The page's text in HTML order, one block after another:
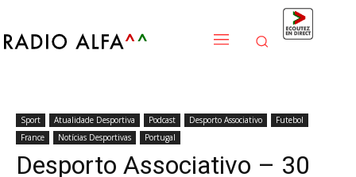
Sport Atualidade Desportiva Podcast Desporto Associativo
Futebol
France
Notícias Desportivas Portugal
Desporto Associativo – 30